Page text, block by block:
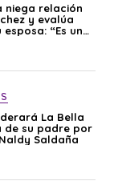
niega relación
y evalúa
“Es una
La Bella
de su padre por
Saldaña